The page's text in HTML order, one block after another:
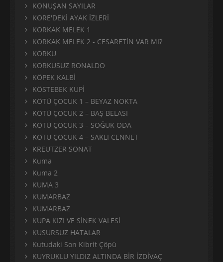
KONUŞAN SAYILAR
KORE'DEKİ AYAK İZLERİ
KORKAK MELEK 1
KORKAK MELEK 2 - CESARETİN VAR MI?
KORKU
KORKUSUZ RONALDO
KÖPEK KALBİ
KÖSTEBEK KUPİ
KÖTÜ ÇOCUK 1 – BEYAZ NOKTA
KÖTÜ ÇOCUK 2 – BAŞ BELASI
KÖTÜ ÇOCUK 3 – SOĞUK ODA
KÖTÜ ÇOCUK 4 – SAKLI CENNET
KREUTZER SONAT
Kuma
Kuma 2
KUMA 3
KUMARBAZ
KUMARBAZ
KUPA KIZI VE SİNEK VALESİ
KUSURSUZ HATALAR
Kutudaki Son Kibrit Çöpü
KUYRUKLU YILDIZ ALTINDA BİR İZDİVAÇ